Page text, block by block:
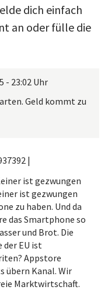
dich einfach
an oder fülle die
- 23:02 Uhr
Geld kommt zu
|
ist gezwungen
ist gezwungen
zu haben. Und da
das Smartphone so
und Brot. Die
der EU ist
Appstore
übern Kanal. Wir
Marktwirtschaft.